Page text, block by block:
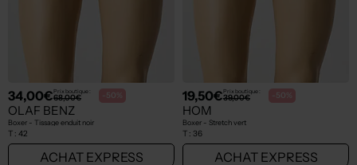
34,00€Prix boutique :
68,00€ -50%
OLAF BENZ
Boxer - Tissage enduit noir
T : 42
ACHAT EXPRESS
19,50€Prix boutique :
39,00€ -50%
HOM
Boxer - Stretch vert
T : 36
ACHAT EXPRESS